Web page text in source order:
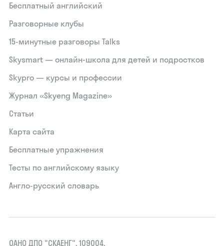
Бесплатный английский
Разговорные клубы
15‑минутные разговоры Talks
Skysmart — онлайн-школа для детей и подростков
Skypro — курсы и профессии
Журнал «Skyeng Magazine»
Статьи
Карта сайта
Бесплатные упражнения
Тесты по английскому языку
Англо-русский словарь
ОАНО ДПО "СКАЕНГ", 109004,